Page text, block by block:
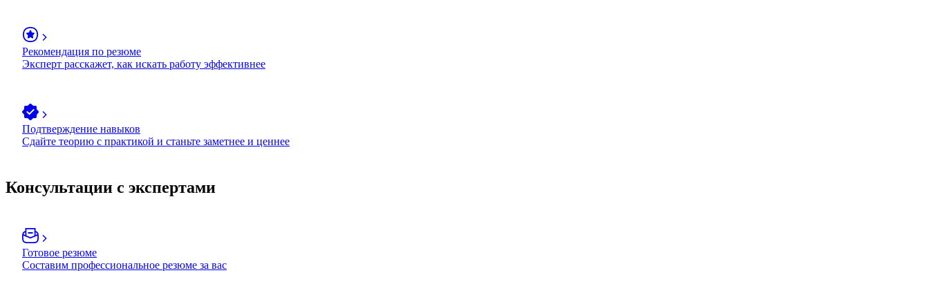
Рекомендация по резюме
Эксперт расскажет, как искать работу эффективнее
Подтверждение навыков
Сдайте теорию с практикой и станьте заметнее и ценнее
Консультации с экспертами
Готовое резюме
Составим профессиональное резюме за вас